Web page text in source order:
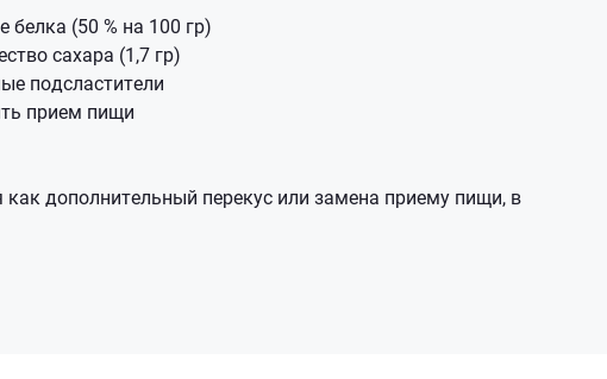
белка (50 % на 100 гр)
сахара (1,7 гр)
подсластители
прием пищи
как дополнительный перекус или замена приему пищи, в